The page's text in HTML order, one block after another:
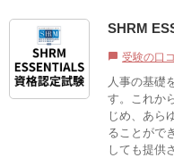
SHRM
chat_bubble 受験の口
人事の基礎
す。これか
じめ、あら
ることがで
しても提供